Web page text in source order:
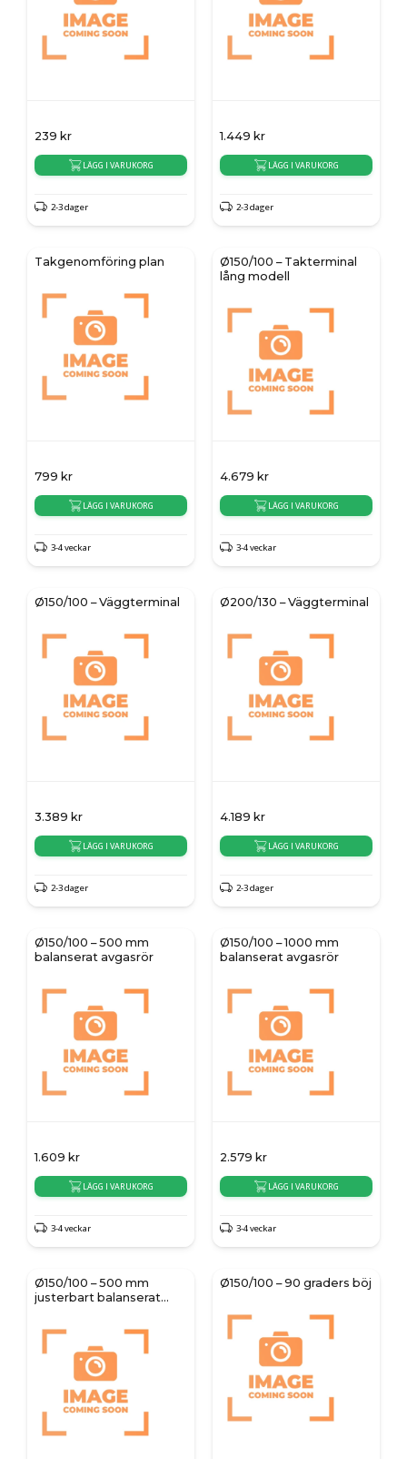
239 kr
LÄGG I VARUKORG
2-3 dager
1.449 kr
LÄGG I VARUKORG
2-3 dager
Takgenomföring plan
799 kr
LÄGG I VARUKORG
3-4 veckar
Ø150/100 – Takterminal
lång modell
4.679 kr
LÄGG I VARUKORG
3-4 veckar
Ø150/100 – Väggterminal
3.389 kr
LÄGG I VARUKORG
2-3 dager
Ø200/130 – Väggterminal
4.189 kr
LÄGG I VARUKORG
2-3 dager
Ø150/100 – 500 mm
balanserat avgasrör
1.609 kr
LÄGG I VARUKORG
3-4 veckar
Ø150/100 – 1000 mm
balanserat avgasrör
2.579 kr
LÄGG I VARUKORG
3-4 veckar
Ø150/100 – 500 mm
justerbart balanserat
Ø150/100 – 90 graders böj